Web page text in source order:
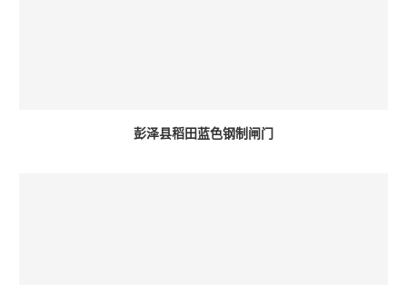
彭泽县稻田蓝色钢制闸门